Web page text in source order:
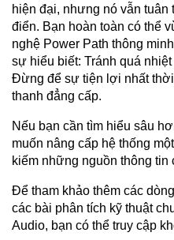
hiện đại, nhưng nó vẫn tuân
điển. Bạn hoàn toàn có thể
nghệ Power Path thông
sự hiểu biết: Tránh quá
Đừng để sự tiện lợi nhất
thanh đẳng cấp.
Nếu bạn cần tìm hiểu sâu
muốn nâng cấp hệ thống
kiếm những nguồn thông tin
Để tham khảo thêm các dòng
các bài phân tích kỹ thuật
Audio, bạn có thể truy cập